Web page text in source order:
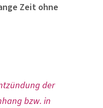
Zeit ohne
der
bzw. in